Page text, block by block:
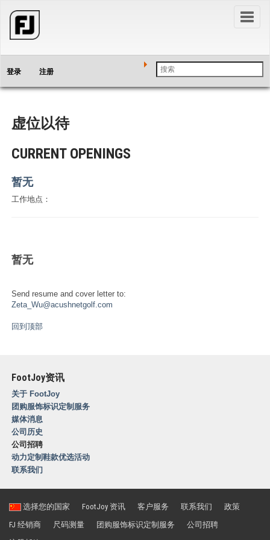
登录 注册
虚位以待
CURRENT OPENINGS
暂无
工作地点：
暂无
Send resume and cover letter to:
Zeta_Wu@acushnetgolf.com
回到顶部
FootJoy资讯
关于 FootJoy
团购服饰标识定制服务
媒体消息
公司历史
公司招聘
动力定制鞋款优选活动
联系我们
选择您的国家 FootJoy 资讯 客户服务 联系我们
政策
FJ 经销商
尺码测量 团购服饰标识定制服务
公司招聘